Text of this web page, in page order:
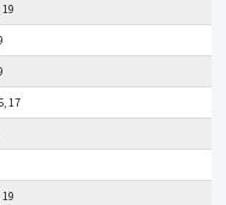
19
17
19